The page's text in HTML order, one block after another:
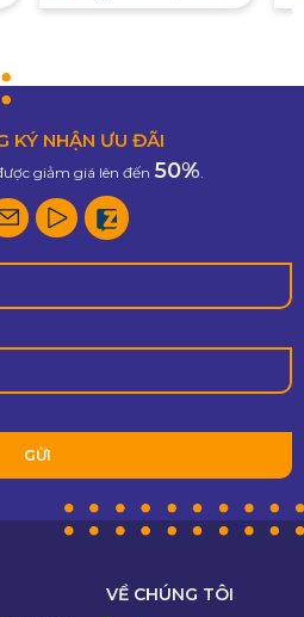
Bình
KÝ NHẬN ƯU ĐÃI
giảm giá lên đến 50%.
VỀ CHÚNG TÔI